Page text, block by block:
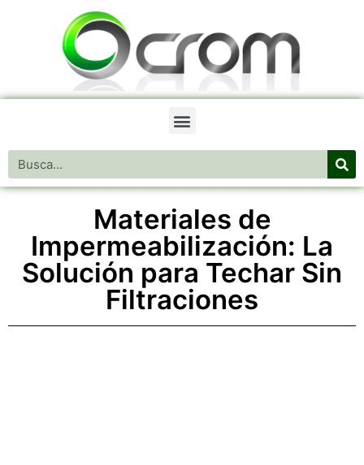
Materiales de
Impermeabilización: La
Solución para Techar Sin
Filtraciones